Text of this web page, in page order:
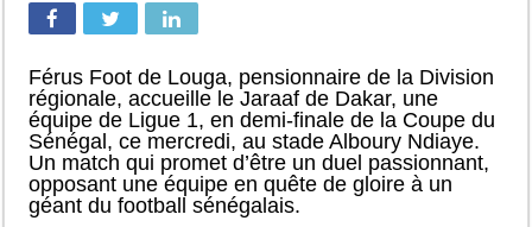
Férus Foot de Louga, pensionnaire de la Division
régionale, accueille le Jaraaf de Dakar, une
équipe de Ligue 1, en demi-finale de la Coupe du
Sénégal, ce mercredi, au stade Alboury Ndiaye.
Un match qui promet d’être un duel passionnant,
opposant une équipe en quête de gloire à un
géant du football sénégalais.